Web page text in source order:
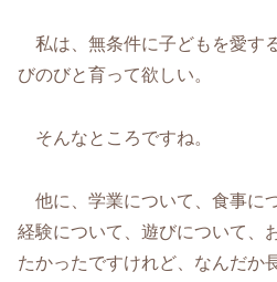
私は、無条件に子どもを愛す
びのびと育って欲しい。
そんなところですね。
他に、学業について、食事に
経験について、遊びについて、
たかったですけれど、なんだか